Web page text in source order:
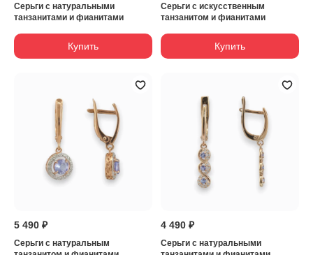
Серьги с натуральными
танзанитами и фианитами
Купить
Серьги с искусственным
танзанитом и фианитами
Купить
5 490 ₽
Серьги с натуральным
4 490 ₽
Серьги с натуральными